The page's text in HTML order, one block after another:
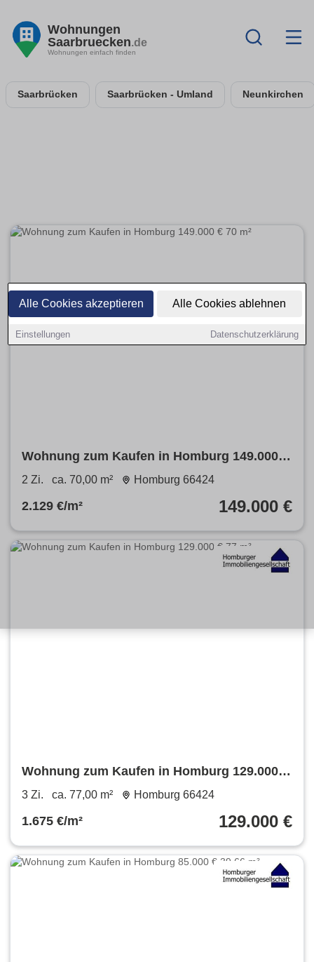
Alle Cookies akzeptieren Alle Cookies ablehnen
Einstellungen Datenschutzerklärung
Wohnungen
Saarbruecken.de
Wohnungen einfach finden
Saarbrücken Saarbrücken - Umland Neunkirchen
Wohnung zum Kaufen in Homburg 149.000 €
70 m²
2 Zi. ca. 70,00 m² Homburg 66424
2.129 €/m² 149.000 €
Wohnung zum Kaufen in Homburg 129.000 €
77 m²
3 Zi. ca. 77,00 m² Homburg 66424
1.675 €/m² 129.000 €